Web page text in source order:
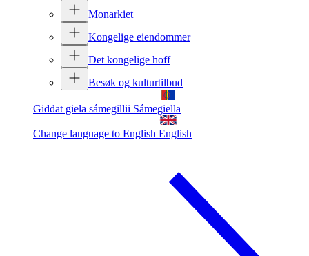
Monarkiet
Kongelige eiendommer
Det kongelige hoff
Besøk og kulturtilbud
Giđđat giela sámegillii Sámegiella
Change language to English English